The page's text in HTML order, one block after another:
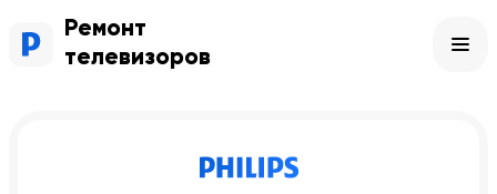
Ремонт
телевизоров